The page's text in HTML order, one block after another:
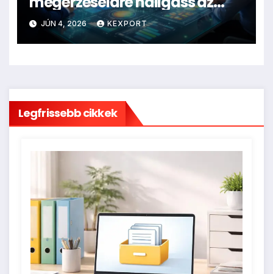
üzletben!
JÚN 4, 2026 KEXPORT
Legfrissebb cikkek